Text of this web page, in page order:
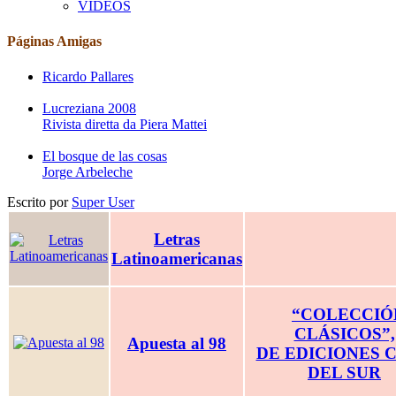
VIDEOS
Páginas Amigas
Ricardo Pallares
Lucreziana 2008
Rivista diretta da Piera Mattei
El bosque de las cosas
Jorge Arbeleche
Escrito por Super User
Letras
Latinoamericanas
Apuesta al 98
CLÁSICOS”,
DE EDICIONES
DEL SUR